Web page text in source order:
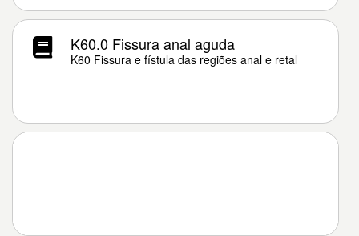
K60.0 Fissura anal aguda
K60 Fissura e fístula das regiões anal e retal